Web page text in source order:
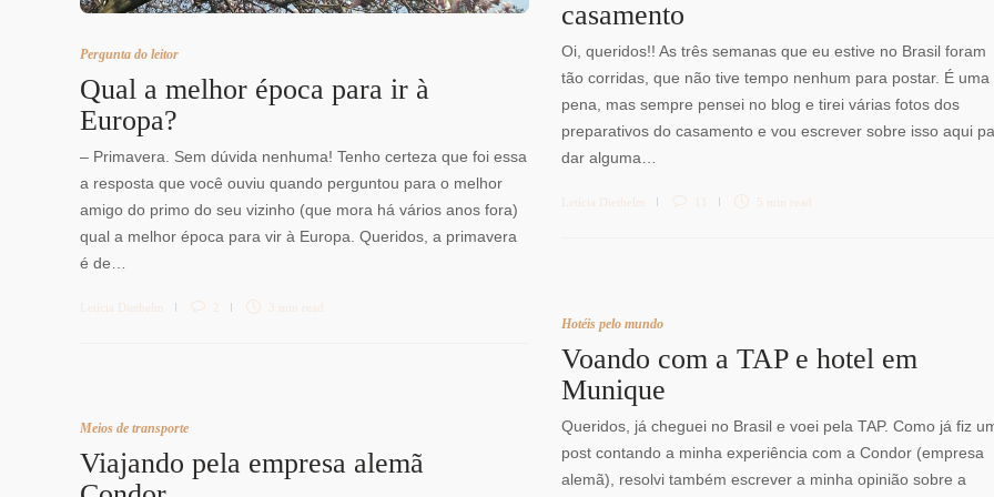
Pergunta do leitor
Qual a melhor época para ir à
Europa?
– Primavera. Sem dúvida nenhuma! Tenho certeza que foi essa
a resposta que você ouviu quando perguntou para o melhor
amigo do primo do seu vizinho (que mora há vários anos fora)
qual a melhor época para vir à Europa. Queridos, a primavera
é de…
Letícia Diethelm 3 min read
casamento
Oi, queridos!! As três semanas que eu estive no Brasil foram
tão corridas, que não tive tempo nenhum para postar. É uma
pena, mas sempre pensei no blog e tirei várias fotos dos
preparativos do casamento e vou escrever sobre isso aqui
dar alguma…
Letícia Diethelm 11 5 min read
Hotéis pelo mundo
Voando com a TAP e hotel em
Munique
Queridos, já cheguei no Brasil e voei pela TAP. Como já fiz
post contando a minha experiência com a Condor (empresa
alemã), resolvi também escrever a minha opinião sobre a
Meios de transporte
Viajando pela empresa alemã